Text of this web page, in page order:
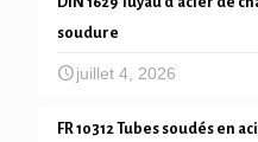
soudure
juillet 4, 2026
FR 10312 Tubes soudés en